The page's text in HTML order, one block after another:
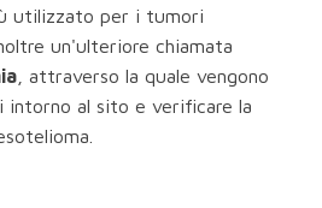
utilizzato per i tumori
un'ulteriore chiamata
, attraverso la quale vengono
intorno al sito e verificare la